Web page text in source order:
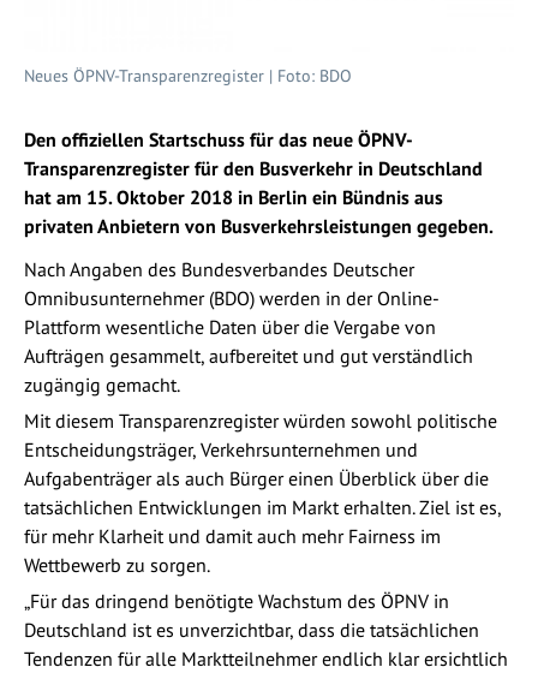
Neues ÖPNV-Transparenzregister | Foto: BDO
Den offiziellen Startschuss für das neue ÖPNV-
Transparenzregister für den Busverkehr in Deutschland
hat am 15. Oktober 2018 in Berlin ein Bündnis aus
privaten Anbietern von Busverkehrsleistungen gegeben.
Nach Angaben des Bundesverbandes Deutscher
Omnibusunternehmer (BDO) werden in der Online-
Plattform wesentliche Daten über die Vergabe von
Aufträgen gesammelt, aufbereitet und gut verständlich
zugängig gemacht.
Mit diesem Transparenzregister würden sowohl politische
Entscheidungsträger, Verkehrsunternehmen und
Aufgabenträger als auch Bürger einen Überblick über die
tatsächlichen Entwicklungen im Markt erhalten. Ziel ist es,
für mehr Klarheit und damit auch mehr Fairness im
Wettbewerb zu sorgen.
„Für das dringend benötigte Wachstum des ÖPNV in
Deutschland ist es unverzichtbar, dass die tatsächlichen
Tendenzen für alle Marktteilnehmer endlich klar ersichtlich